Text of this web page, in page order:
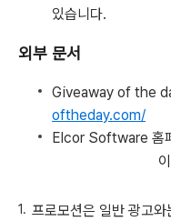
있습니다.
외부 문서
Giveaway of the
oftheday.com/
Elcor Software 홈
프로모션은 일반 광고